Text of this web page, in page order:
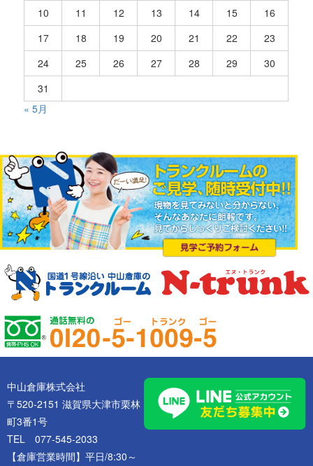
10
11 12 13 14 15
16
17
18 19 20 21 22
23
24
25 26 27 28 29
30
31
« 5月
中山倉庫株式会社
〒520-2151 滋賀県大津市栗林
町3番1号
TEL 077-545-2033
【倉庫営業時間】平日/8:30～